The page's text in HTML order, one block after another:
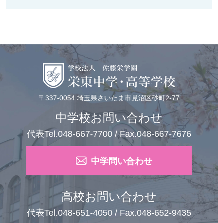
〒337-0054 埼玉県さいたま市見沼区砂町2-77
中学校お問い合わせ
代表Tel.048-667-7700 / Fax.048-667-7676
中学問い合わせ
高校お問い合わせ
代表Tel.048-651-4050 / Fax.048-652-9435